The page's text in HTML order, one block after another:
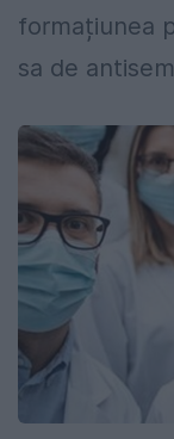
formațiunea
sa de